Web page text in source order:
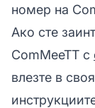
номер на
Ако сте
ComMeeTT с
влезте в своя